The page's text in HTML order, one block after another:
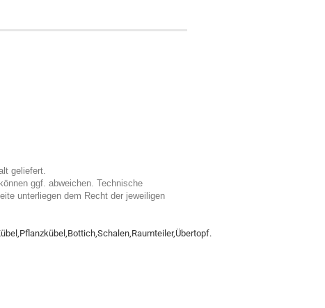
geliefert.
ggf. abweichen. Technische
unterliegen dem Recht der jeweiligen